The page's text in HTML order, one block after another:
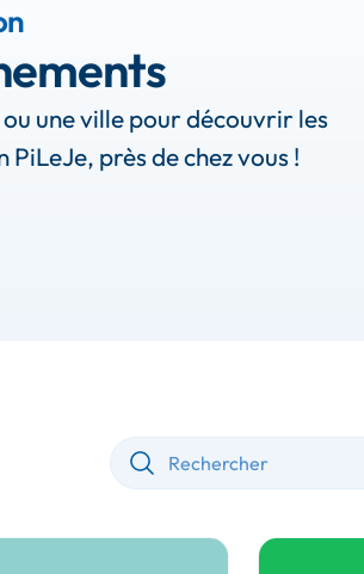
Le Projet Madeleine →
Le Programme
une ville pour découvrir les
près de chez vous !
Rechercher